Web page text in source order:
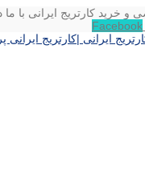
خرید کارتریج ایرانی با ما
Facebook